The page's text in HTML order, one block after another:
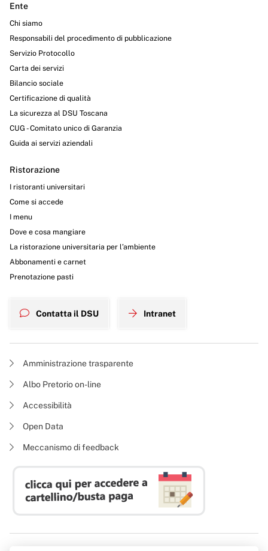
Ente
Chi siamo
Responsabili del procedimento di pubblicazione
Servizio Protocollo
Carta dei servizi
Bilancio sociale
Certificazione di qualità
La sicurezza al DSU Toscana
CUG - Comitato unico di Garanzia
Guida ai servizi aziendali
Ristorazione
I ristoranti universitari
Come si accede
I menu
Dove e cosa mangiare
La ristorazione universitaria per l’ambiente
Abbonamenti e carnet
Prenotazione pasti
Contatta il DSU Intranet
Amministrazione trasparente
Albo Pretorio on-line
Accessibilità
Open Data
Meccanismo di feedback